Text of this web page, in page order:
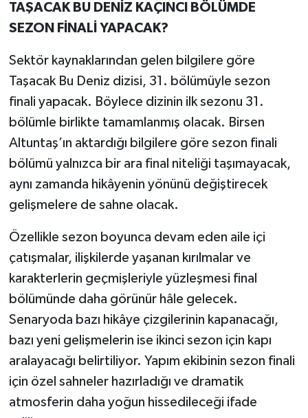
TAŞACAK BU DENİZ KAÇINCI BÖLÜMDE
SEZON FİNALİ YAPACAK?
Sektör kaynaklarından gelen bilgilere göre
Taşacak Bu Deniz dizisi, 31. bölümüyle sezon
finali yapacak. Böylece dizinin ilk sezonu 31.
bölümle birlikte tamamlanmış olacak. Birsen
Altuntaş’ın aktardığı bilgilere göre sezon finali
bölümü yalnızca bir ara final niteliği taşımayacak,
aynı zamanda hikâyenin yönünü değiştirecek
gelişmelere de sahne olacak.
Özellikle sezon boyunca devam eden aile içi
çatışmalar, ilişkilerde yaşanan kırılmalar ve
karakterlerin geçmişleriyle yüzleşmesi final
bölümünde daha görünür hâle gelecek.
Senaryoda bazı hikâye çizgilerinin kapanacağı,
bazı yeni gelişmelerin ise ikinci sezon için kapı
aralayacağı belirtiliyor. Yapım ekibinin sezon finali
için özel sahneler hazırladığı ve dramatik
atmosferin daha yoğun hissedileceği ifade